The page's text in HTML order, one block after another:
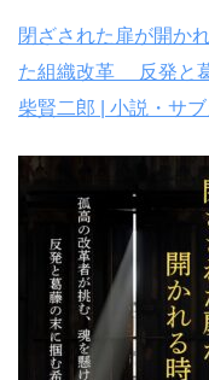
閉ざされた扉が開か
た組織改革 反発と
柴賢二郎 | 小説・サ